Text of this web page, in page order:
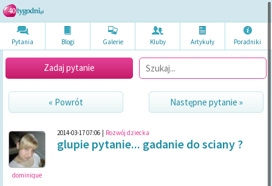
Pytania Blogi Galerie Kluby Artykuły Poradniki
Zadaj pytanie
« Powrót Następne pytanie »
dominique
2014-03-17 07:06 Rozwój dziecka
glupie pytanie... gadanie do sciany ?